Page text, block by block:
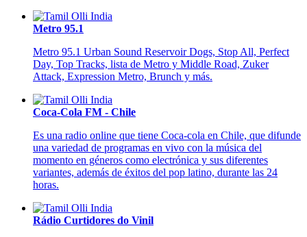
Metro 95.1
Metro 95.1 Urban Sound Reservoir Dogs, Stop All, Perfect
Day, Top Tracks, lista de Metro y Middle Road, Zuker
Attack, Expression Metro, Brunch y más.
Coca-Cola FM - Chile
Es una radio online que tiene Coca-cola en Chile, que difunde
una variedad de programas en vivo con la música del
momento en géneros como electrónica y sus diferentes
variantes, además de éxitos del pop latino, durante las 24
horas.
Rádio Curtidores do Vinil